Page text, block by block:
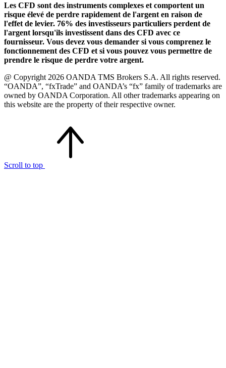
Les CFD sont des instruments complexes et comportent un
risque élevé de perdre rapidement de l'argent en raison de
l'effet de levier. 76% des investisseurs particuliers perdent de
l'argent lorsqu'ils investissent dans des CFD avec ce
fournisseur. Vous devez vous demander si vous comprenez le
fonctionnement des CFD et si vous pouvez vous permettre de
prendre le risque de perdre votre argent.
@ Copyright 2026 OANDA TMS Brokers S.A. All rights reserved.
“OANDA”, “fxTrade” and OANDA’s “fx” family of trademarks are
owned by OANDA Corporation. All other trademarks appearing on
this website are the property of their respective owner.
Scroll to top